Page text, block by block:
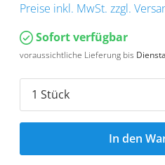
Preise inkl. MwSt. zzgl.
Sofort verfügbar
voraussichtliche Lieferung bis
In den